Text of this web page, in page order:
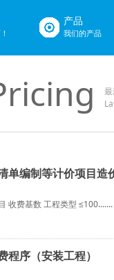
产品
我们的产品
单编制等计价项目造
收费基数 工程类型 ≤100.......
程序（安装工程）